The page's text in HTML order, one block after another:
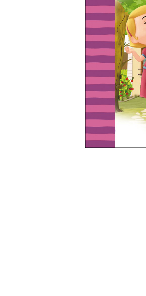
Σημειωματάρια
Βιβλία Γνώσεων
Βιβλία δραστηριοτήτων
Εικονογραφημένα Παραμύθια
Ηχογραφημένες Ιστορίες